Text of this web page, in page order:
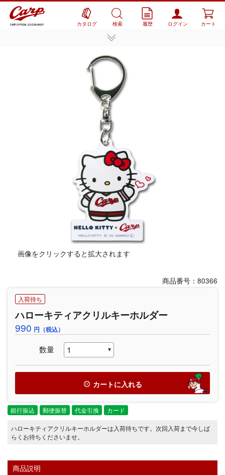
CARP OFFICIAL GOODS SHOP カタログ 検索 履歴 ログイン カート
画像をクリックすると拡大されます
商品番号：80366
入荷待ち
ハローキティアクリルキーホルダー
990 円（税込）
数量
カートに入れる
銀行振込 郵便振替 代金引換 カード
ハローキティアクリルキーホルダーは入荷待ちです。次回入荷まで今しば
らくお待ちくださいませ。
商品説明